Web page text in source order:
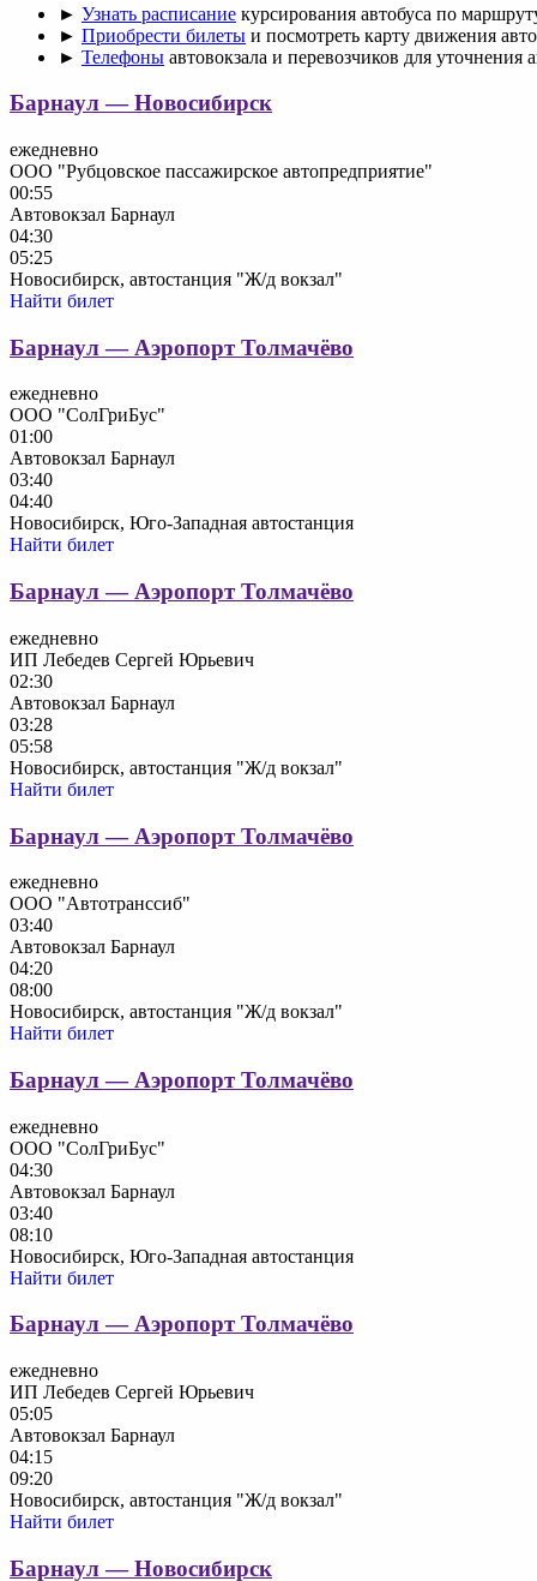
► Узнать расписание курсирования автобуса по
► Приобрести билеты и посмотреть карту движения
► Телефоны автовокзала и перевозчиков для
Барнаул — Новосибирск
ежедневно
ООО "Рубцовское пассажирское автопредприятие"
00:55
Автовокзал Барнаул
04:30
05:25
Новосибирск, автостанция "Ж/д вокзал"
Найти билет
Барнаул — Аэропорт Толмачёво
ежедневно
ООО "СолГриБус"
01:00
Автовокзал Барнаул
03:40
04:40
Новосибирск, Юго-Западная автостанция
Найти билет
Барнаул — Аэропорт Толмачёво
ежедневно
ИП Лебедев Сергей Юрьевич
02:30
Автовокзал Барнаул
03:28
05:58
Новосибирск, автостанция "Ж/д вокзал"
Найти билет
Барнаул — Аэропорт Толмачёво
ежедневно
ООО "Автотранссиб"
03:40
Автовокзал Барнаул
04:20
08:00
Новосибирск, автостанция "Ж/д вокзал"
Найти билет
Барнаул — Аэропорт Толмачёво
ежедневно
ООО "СолГриБус"
04:30
Автовокзал Барнаул
03:40
08:10
Новосибирск, Юго-Западная автостанция
Найти билет
Барнаул — Аэропорт Толмачёво
ежедневно
ИП Лебедев Сергей Юрьевич
05:05
Автовокзал Барнаул
04:15
09:20
Новосибирск, автостанция "Ж/д вокзал"
Найти билет
Барнаул — Новосибирск